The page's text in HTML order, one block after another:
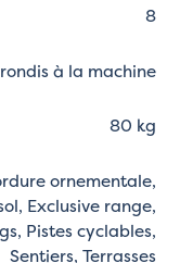
8
à la machine
80 kg
ornementale,
Exclusive range,
Pistes cyclables,
Sentiers, Terrasses